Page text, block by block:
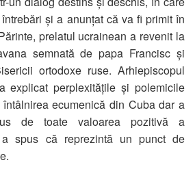
și a anunțat că va fi primit în
prelatul ucrainean a revenit la
semnată de papa Francisc și
ortodoxe ruse. Arhiepiscopul
explicat perplexitățile și polemicile
ecumenică din Cuba dar a
de toate valoarea pozitivă a
a spus că reprezintă un punct de